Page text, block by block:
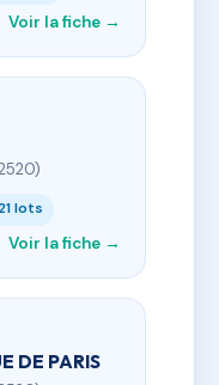
Voir la fiche →
lots
Voir la fiche →
DE PARIS